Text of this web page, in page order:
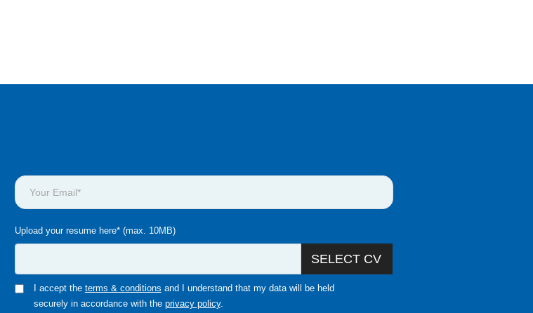
Upload your resume here* (max. 10MB)
SELECT CV
I accept the terms & conditions and I understand that my data will be held
securely in accordance with the privacy policy.